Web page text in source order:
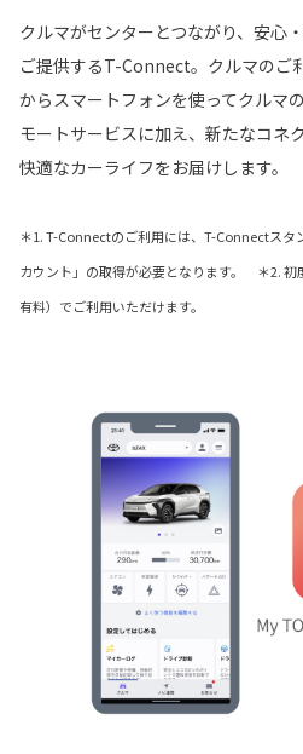
クルマがセンターとつながり、安心
ご提供するT-Connect。クルマのご
からスマートフォンを使ってクルマ
モートサービスに加え、新たなコネ
快適なカーライフをお届けします。
＊1. T-Connectのご利用には、T-Connectスタ
カウント」の取得が必要となります。 ＊2. 初
有料）でご利用いただけます。